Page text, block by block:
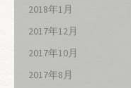
2018年1月
2017年12月
2017年10月
2017年8月